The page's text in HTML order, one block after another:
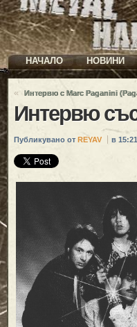
НАЧАЛО НОВИНИ
« Интервю с Marc Paganini
Интервю
Публикувано от REYAV в